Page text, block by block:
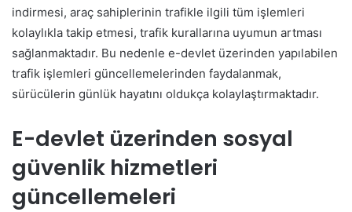
indirmesi, araç sahiplerinin trafikle ilgili tüm işlemleri
kolaylıkla takip etmesi, trafik kurallarına uyumun artması
sağlanmaktadır. Bu nedenle e-devlet üzerinden yapılabilen
trafik işlemleri güncellemelerinden faydalanmak,
sürücülerin günlük hayatını oldukça kolaylaştırmaktadır.
E-devlet üzerinden sosyal
güvenlik hizmetleri
güncellemeleri